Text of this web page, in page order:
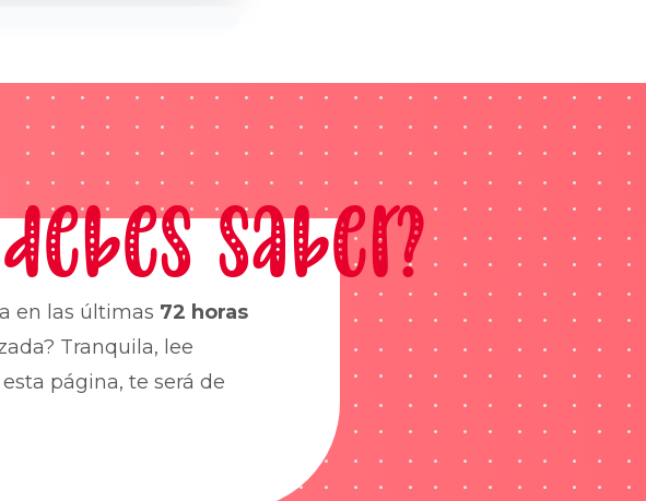
saber?
en las últimas 72 horas
Tranquila, lee
página, te será de